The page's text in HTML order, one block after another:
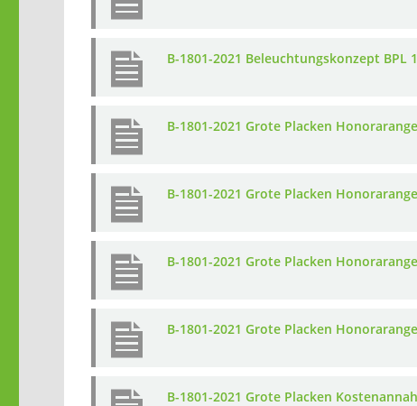
B-1801-2021 Beleuchtungskonzept BPL
B-1801-2021 Grote Placken
B-1801-2021 Grote Placken
B-1801-2021 Grote Placken
B-1801-2021 Grote Placken
B-1801-2021 Grote Placken